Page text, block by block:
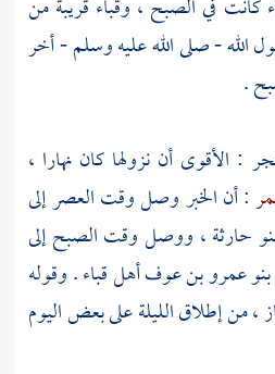
كانت في الصبح ، وقباء قريبة من
الله - صلى الله عليه وسلم - أخر
.
: الأقوى أن نزولها كان نهارا ،
: أن الخبر وصل وقت العصر إلى
حارثة، ووصل وقت الصبح إلى
بنو عمرو بن عوفأهل قباء. وقوله
، من إطلاق الليلة على بعض اليوم